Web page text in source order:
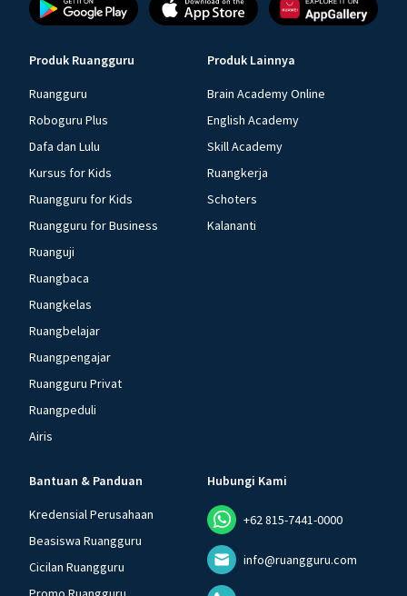
Produk Ruangguru
Ruangguru
Roboguru Plus
Dafa dan Lulu
Kursus for Kids
Ruangguru for Kids
Ruangguru for Business
Ruanguji
Ruangbaca
Ruangkelas
Ruangbelajar
Ruangpengajar
Ruangguru Privat
Ruangpeduli
Airis
Produk Lainnya
Brain Academy Online
English Academy
Skill Academy
Ruangkerja
Schoters
Kalananti
Bantuan & Panduan
Kredensial Perusahaan
Beasiswa Ruangguru
Cicilan Ruangguru
Hubungi Kami
+62 815-7441-0000
info@ruangguru.com